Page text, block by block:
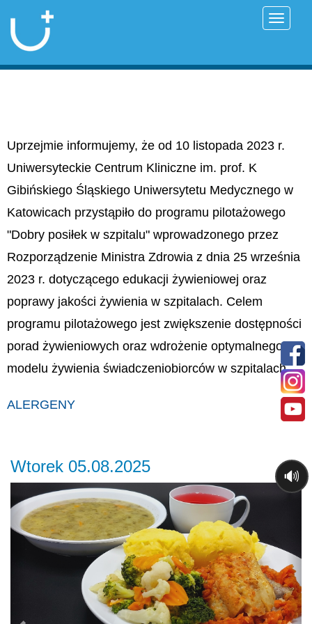
Uprzejmie informujemy, że od 10 listopada 2023 r.
Uniwersyteckie Centrum Kliniczne im. prof. K
Gibińskiego Śląskiego Uniwersytetu Medycznego w
Katowicach przystąpiło do programu pilotażowego
"Dobry posiłek w szpitalu" wprowadzonego przez
Rozporządzenie Ministra Zdrowia z dnia 25 września
2023 r. dotyczącego edukacji żywieniowej oraz
poprawy jakości żywienia w szpitalach. Celem
programu pilotażowego jest zwiększenie dostępności
porad żywieniowych oraz wdrożenie optymalnego
modelu żywienia świadczeniobiorców w szpitalach.
ALERGENY
Wtorek 05.08.2025
Previous
🔊